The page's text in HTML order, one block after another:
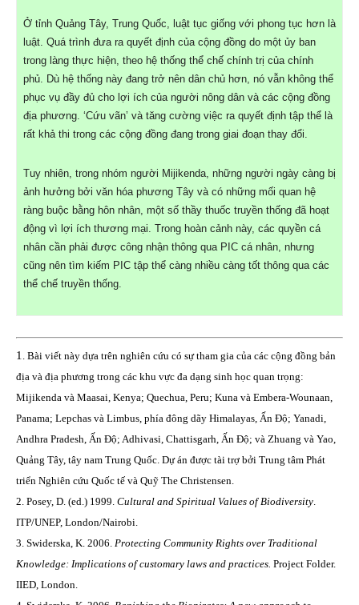
Ở tỉnh Quảng Tây, Trung Quốc, luật tục giống với phong tục hơn là
luật. Quá trình đưa ra quyết định của cộng đồng do một ủy ban
trong làng thực hiện, theo hệ thống thể chế chính trị của chính
phủ. Dù hệ thống này đang trở nên dân chủ hơn, nó vẫn không thể
phục vụ đầy đủ cho lợi ích của người nông dân và các cộng đồng
địa phương. ‘Cứu vãn’ và tăng cường việc ra quyết định tập thể là
rất khả thi trong các cộng đồng đang trong giai đoạn thay đổi.
Tuy nhiên, trong nhóm người Mijikenda, những người ngày càng bị
ảnh hưởng bởi văn hóa phương Tây và có những mối quan hệ
ràng buộc bằng hôn nhân, một số thầy thuốc truyền thống đã hoạt
động vì lợi ích thương mại. Trong hoàn cảnh này, các quyền cá
nhân cần phải được công nhận thông qua PIC cá nhân, nhưng
cũng nên tìm kiếm PIC tập thể càng nhiều càng tốt thông qua các
thể chế truyền thống.
1 . Bài viết này dựa trên nghiên cứu có sự tham gia của các cộng đồng bản
địa và địa phương trong các khu vực đa dạng sinh học quan trọng:
Mijikenda và Maasai, Kenya; Quechua, Peru; Kuna và Embera-Wounaan,
Panama; Lepchas và Limbus, phía đông dãy Himalayas, Ấn Độ; Yanadi,
Andhra Pradesh, Ấn Độ; Adhivasi, Chattisgarh, Ấn Độ; và Zhuang và Yao,
Quảng Tây, tây nam Trung Quốc. Dự án được tài trợ bởi Trung tâm Phát
triển Nghiên cứu Quốc tế và Quỹ The Christensen.
2. Posey, D. (ed.) 1999. Cultural and Spiritual Values of Biodiversity
ITP/UNEP, London/Nairobi.
3. Swiderska, K. 2006. Protecting Community Rights over Traditional
Knowledge: Implications of customary laws and practices. Project Folder.
IIED, London